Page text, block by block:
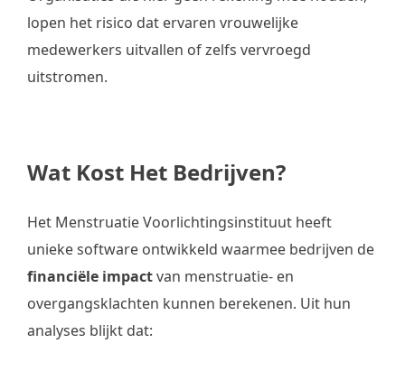
lopen het risico dat ervaren vrouwelijke
medewerkers uitvallen of zelfs vervroegd
uitstromen.
Wat Kost Het Bedrijven?
Het Menstruatie Voorlichtingsinstituut heeft
unieke software ontwikkeld waarmee bedrijven de
financiële impactvan menstruatie- en
overgangsklachten kunnen berekenen. Uit hun
analyses blijkt dat: